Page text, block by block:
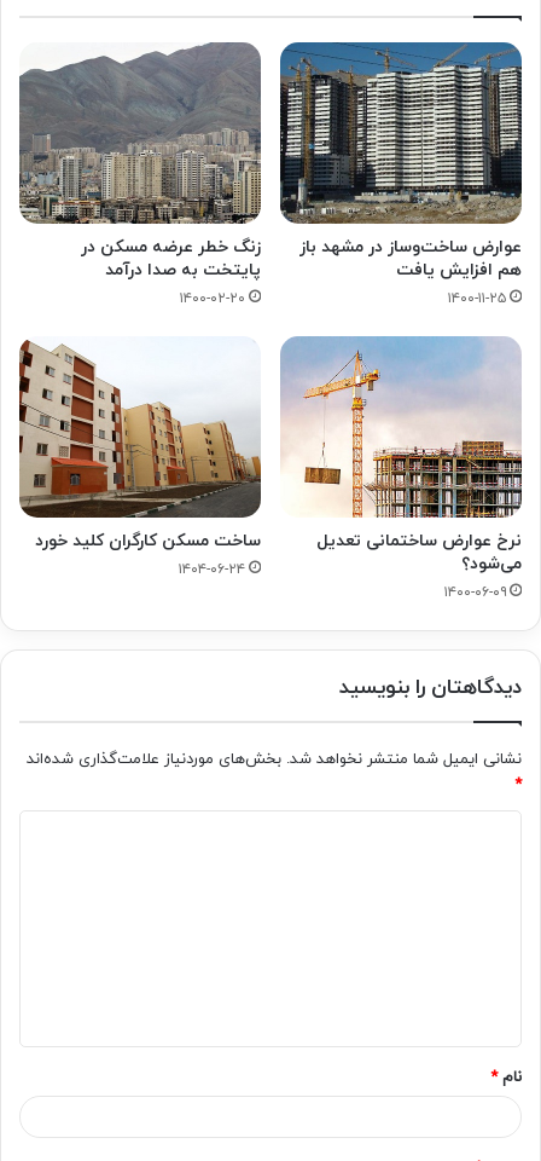
عوارض ساخت‌وساز در مشهد باز
هم افزایش یافت
۱۴۰۰-۱۱-۲۵
زنگ خطر عرضه مسکن در
پایتخت به صدا درآمد
۱۴۰۰-۰۲-۲۰
نرخ عوارض ساختمانی تعدیل
می‌شود؟
۱۴۰۰-۰۶-۰۹
ساخت مسکن کارگران کلید خورد
۱۴۰۴-۰۶-۲۴
دیدگاهتان را بنویسید
نشانی ایمیل شما منتشر نخواهد شد. بخش‌های موردنیاز علامت‌گذاری شده‌اند
*
*
نام*